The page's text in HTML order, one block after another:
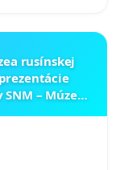
rusínskej
– Múzeu